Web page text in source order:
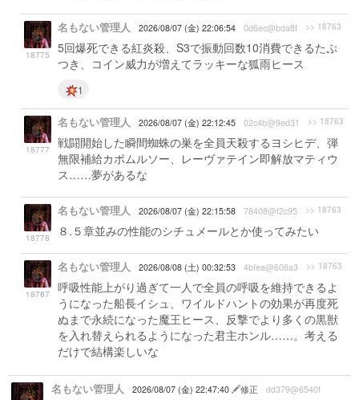
18775
名もない管理人 2026/08/07 (金) 22:06:54 0d6ec@bda8f >> 18763
5回爆死できる紅炎殺、S3で振動回数10消費できるたぷ
つき、コイン威力が増えてラッキーな狐雨ヒース
1
18777
名もない管理人 2026/08/07 (金) 22:12:45 02c4b@9ed31 >> 18763
戦闘開始した瞬間蜘蛛の巣を全員天殺するヨシヒデ、弾
無限補給カポムルソー、レーヴァテイン即解放マティウ
ス……夢があるな
18778
名もない管理人 2026/08/07 (金) 22:15:58 78408@f2c95 >> 18763
８.５章並みの性能のシチュメールとか使ってみたい
18787
名もない管理人 2026/08/08 (土) 00:32:53 4bfea@606a3 >> 18763
呼吸性能上がり過ぎて一人で全員の呼吸を維持できるよ
うになった船長イシュ、ワイルドハントの効果が再度死
ぬまで永続になった魔王ヒース、反撃でより多くの黒獣
を入れ替えられるようになった君主ホンル……。考える
だけで結構楽しいな
名もない管理人 2026/08/07 (金) 22:47:40 修正 dd379@6540f